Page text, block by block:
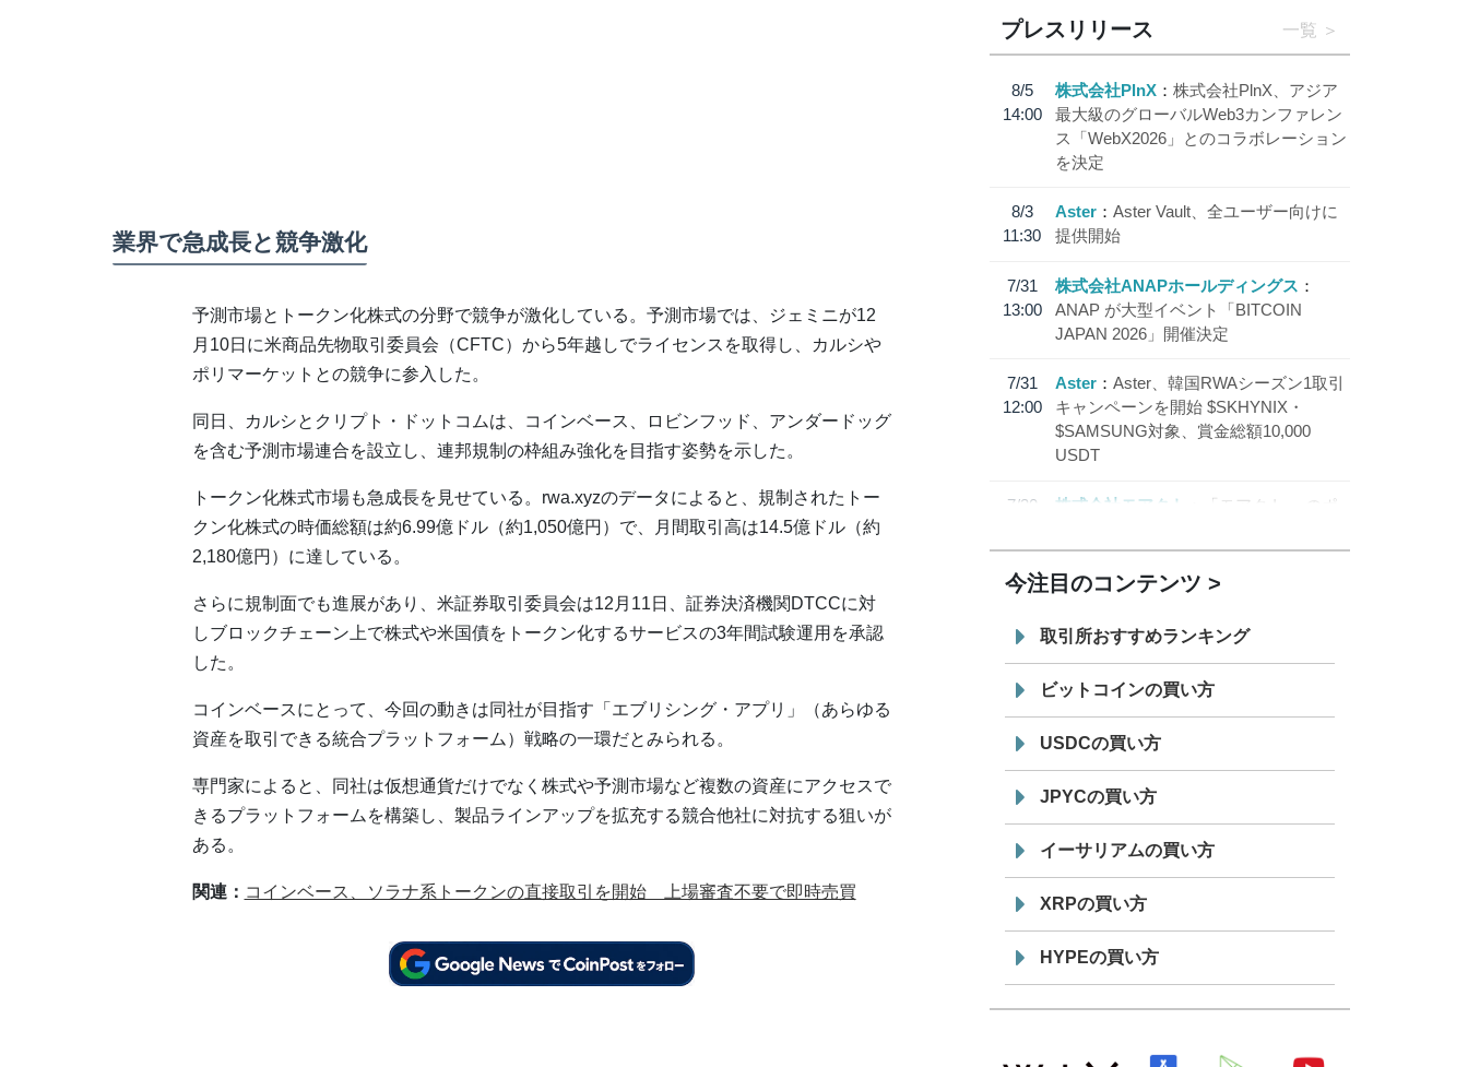
業界で急成長と競争激化
予測市場とトークン化株式の分野で競争が激化している。予測市場では、ジェミニが12
月10日に米商品先物取引委員会（CFTC）から5年越しでライセンスを取得し、カルシや
ポリマーケットとの競争に参入した。
同日、カルシとクリプト・ドットコムは、コインベース、ロビンフッド、アンダードッグ
を含む予測市場連合を設立し、連邦規制の枠組み強化を目指す姿勢を示した。
トークン化株式市場も急成長を見せている。rwa.xyzのデータによると、規制されたトー
クン化株式の時価総額は約6.99億ドル（約1,050億円）で、月間取引高は14.5億ドル（約
2,180億円）に達している。
さらに規制面でも進展があり、米証券取引委員会は12月11日、証券決済機関DTCCに対
しブロックチェーン上で株式や米国債をトークン化するサービスの3年間試験運用を承認
した。
コインベースにとって、今回の動きは同社が目指す「エブリシング・アプリ」（あらゆる
資産を取引できる統合プラットフォーム）戦略の一環だとみられる。
専門家によると、同社は仮想通貨だけでなく株式や予測市場など複数の資産にアクセスで
きるプラットフォームを構築し、製品ラインアップを拡充する競合他社に対抗する狙いが
ある。
関連： コインベース、ソラナ系トークンの直接取引を開始 上場審査不要で即時売買
プレスリリース 一覧
8/5
14:00
株式会社PlnX
株式会社PlnX、アジア
最大級のグローバルWeb3カンファレン
ス「WebX2026」とのコラボレーション
を決定
8/3
11:30
Aster
Aster Vault、全ユーザー向けに
提供開始
7/31
13:00
株式会社ANAPホールディングス
ANAP が大型イベント「BITCOIN
JAPAN 2026」開催決定
7/31
12:00
Aster
Aster、韓国RWAシーズン1取引
キャンペーンを開始 $SKHYNIX・
$SAMSUNG対象、賞金総額10,000
USDT
7/30
株式会社モアクト
「モアクト」 のポ
「 JPYC」を追加
19:30
てステーブルコイン「JPYSC」徹底解
説セミナーを開催
今注目のコンテンツ
取引所おすすめランキング
ビットコインの買い方
USDCの買い方
JPYCの買い方
イーサリアムの買い方
XRPの買い方
HYPEの買い方